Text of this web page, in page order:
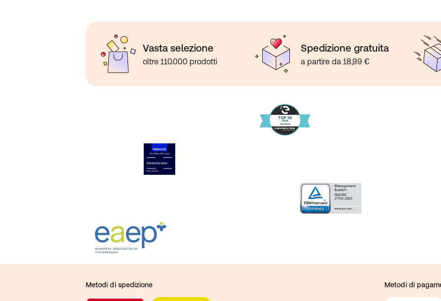
Vasta selezione
oltre 110.000 prodotti
Spedizione gratuita
a partire da 18,99 €
Metodi di spedizione Metodi di